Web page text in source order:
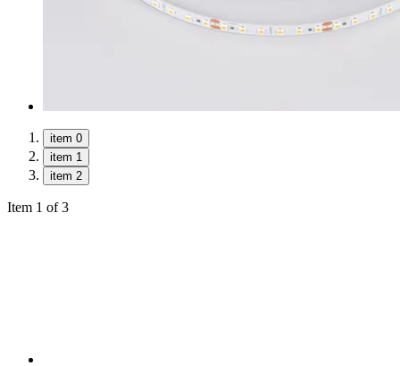
item 0
item 1
item 2
Item 1 of 3